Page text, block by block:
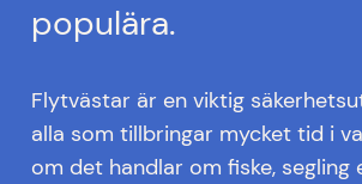
populära.
Flytvästar är en viktig
alla som tillbringar mycket tid i
om det handlar om fiske, segling